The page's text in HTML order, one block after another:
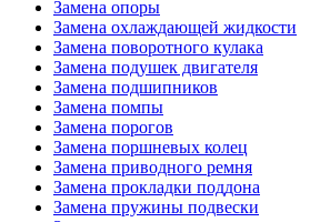
Замена опоры
Замена охлаждающей жидкости
Замена поворотного кулака
Замена подушек двигателя
Замена подшипников
Замена помпы
Замена порогов
Замена поршневых колец
Замена приводного ремня
Замена прокладки поддона
Замена пружины подвески